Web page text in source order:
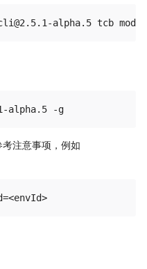
注意事项，例如